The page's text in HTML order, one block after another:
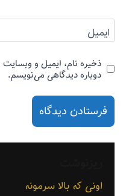
ایمیل
ذخیره نام، ایمیل و
دوباره دیدگاهی می‌نویسم.
اونی که بالا سرمونه